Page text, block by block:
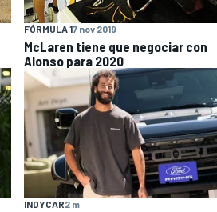
FÓRMULA 17 nov 2019
McLaren tiene que negociar con
Alonso para 2020
INDYCAR2 m